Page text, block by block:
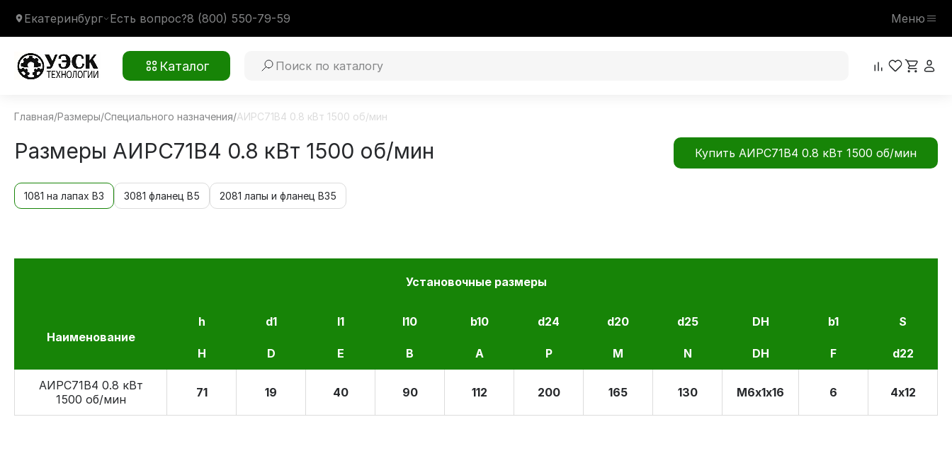
Екатеринбург Есть вопрос?8 (800) 550-79-59 Меню
Каталог
Главная/Размеры/Специального назначения/АИРС71В4 0.8 кВт 1500 об/мин
Размеры АИРС71В4 0.8 кВт 1500 об/мин Купить АИРС71В4 0.8 кВт 1500 об/мин
1081 на лапах В3 3081 фланец В5 2081 лапы и фланец В35
Установочные размеры
Наименование
h d1 l1 l10 b10 d24 d20 d25 DH b1 S
H D E B A P M N DH F d22
АИРС71В4 0.8 кВт
1500 об/мин
71 19 40 90 112 200 165 130 М6х1х16 6 4х12